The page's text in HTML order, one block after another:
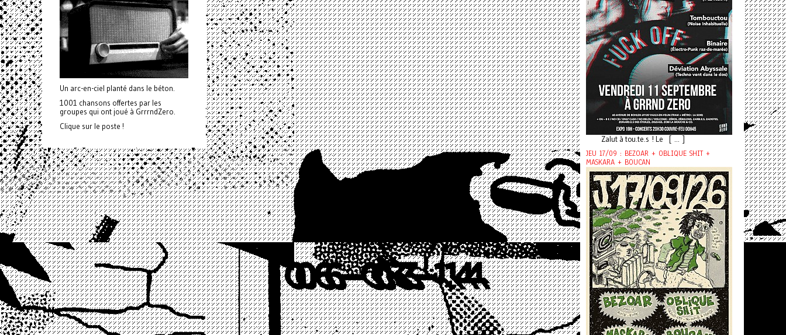
Un arc-en-ciel planté dans le béton.
1001 chansons offertes par les
groupes qui ont joué à GrrrndZero.
Clique sur le poste !
Zalut à tou.te.s ! Le [ ... ]
JEU 17/09 : BEZOAR + OBLIQUE SHIT +
MASKARA + BOUCAN